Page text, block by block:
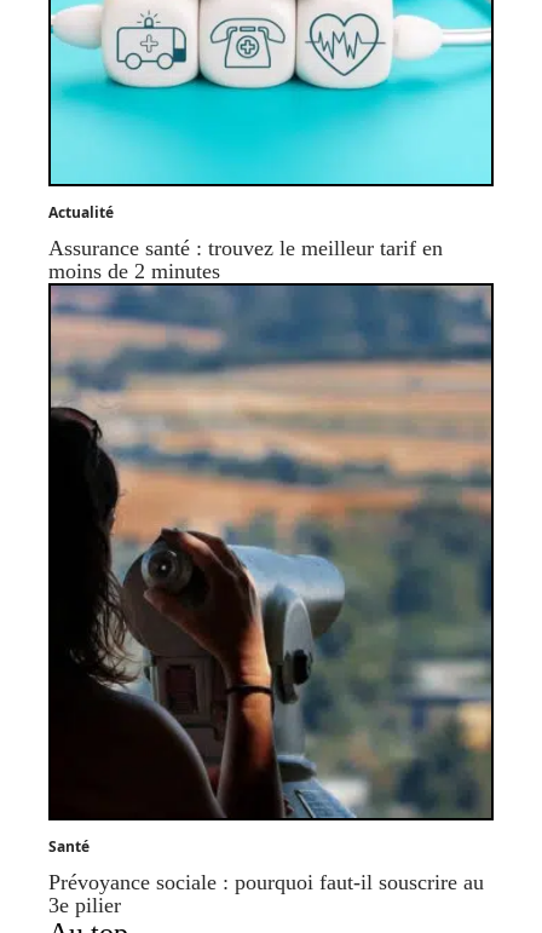
Actualité
Assurance santé : trouvez le meilleur tarif en
moins de 2 minutes
Santé
Prévoyance sociale : pourquoi faut-il souscrire au
3e pilier